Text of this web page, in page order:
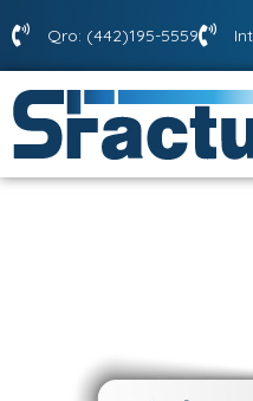
Qro: (442)195-5559